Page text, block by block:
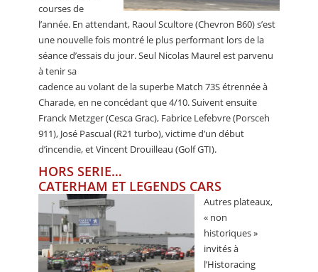
courses de
l’année. En attendant, Raoul Scultore (Chevron B60) s’est
une nouvelle fois montré le plus performant lors de la
séance d’essais du jour. Seul Nicolas Maurel est parvenu
à tenir sa
cadence au volant de la superbe Match 73S étrennée à
Charade, en ne concédant que 4/10. Suivent ensuite
Franck Metzger (Cesca Grac), Fabrice Lefebvre (Porsceh
911), José Pascual (R21 turbo), victime d’un début
d’incendie, et Vincent Drouilleau (Golf GTI).
HORS SERIE…
CATERHAM ET LEGENDS CARS
Autres plateaux,
« non
historiques »
invités à
l’Historacing